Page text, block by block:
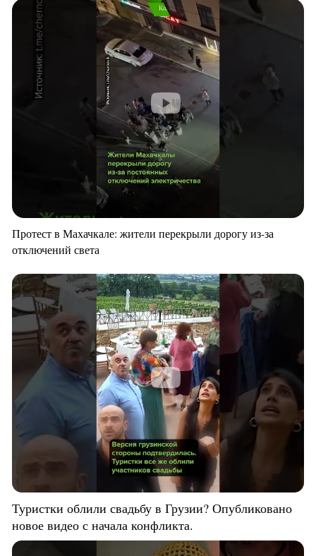
Протест в Махачкале: жители перекрыли дорогу из-за
отключений света
Туристки облили свадьбу в Грузии? Опубликовано
новое видео с начала конфликта.